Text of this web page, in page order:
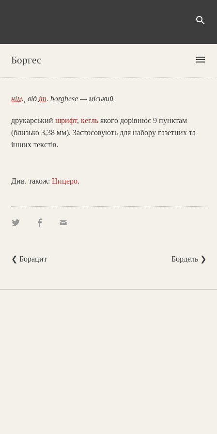
search
Боргес menu
нім. , від іт. borghese — міський
друкарський шрифт, кегльякого дорівнює 9 пунктам
(близько 3,38 мм). Застосовують для набору газетних та
інших текстів.
Див. також: Цицеро.
❮ Борацит Бордель ❯